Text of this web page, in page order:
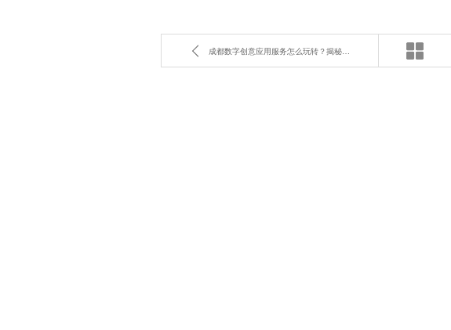
成都数字创意应用服务怎么玩转？揭秘爆款数字内容的底层逻辑。